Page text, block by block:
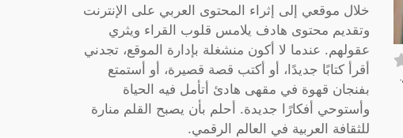
خلال موقعي إلى إثراء المحتوى العربي على الإنترنت
وتقديم محتوى هادف يلامس قلوب القراء ويثري
عقولهم. عندما لا أكون منشغلة بإدارة الموقع، تجدني
أقرأ كتابًا جديدًا، أو أكتب قصة قصيرة، أو أستمتع
بفنجان قهوة في مقهى هادئ أتأمل فيه الحياة
وأستوحي أفكارًا جديدة. أحلم بأن يصبح القلم منارة
للثقافة العربية في العالم الرقمي.